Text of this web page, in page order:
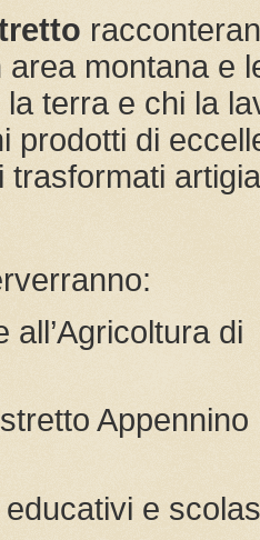
montana e
terra e chi la
prodotti di
trasformati
di
Appennino
e